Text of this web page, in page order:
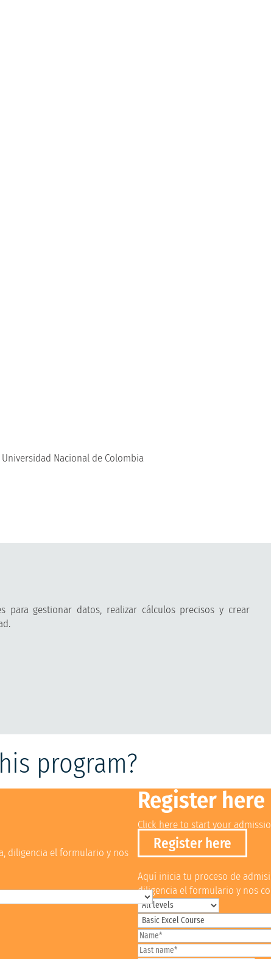
Nacional de Colombia
para gestionar datos, realizar cálculos precisos y crear
program?
diligencia el formulario y nos
Register here
Click here to start your
Register here
Aquí inicia tu proceso de
diligencia el formulario y nos